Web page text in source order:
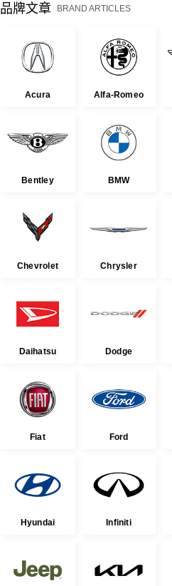
品牌文章 BRAND ARTICLES
Acura Alfa-Romeo
Bentley BMW
Chevrolet Chrysler
Daihatsu Dodge
Fiat Ford
Hyundai Infiniti